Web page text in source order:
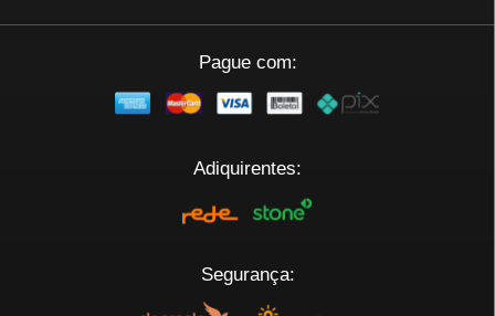
Pague com:
Adiquirentes:
Segurança: